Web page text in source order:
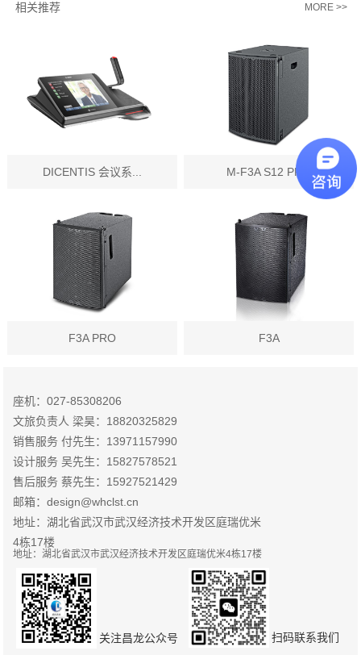
相关推荐 MORE >>
DICENTIS 会议系... M-F3A S12 PR...
F3A PRO F3A
座机：027-85308206
文旅负责人 梁昊：18820325829
销售服务 付先生：13971157990
设计服务 吴先生：15827578521
售后服务 蔡先生：15927521429
邮箱：design@whclst.cn
地址：湖北省武汉市武汉经济技术开发区庭瑞优米
4栋17楼
地址：湖北省武汉市武汉经济技术开发区庭瑞优米4栋17楼
关注昌龙公众号 扫码联系我们